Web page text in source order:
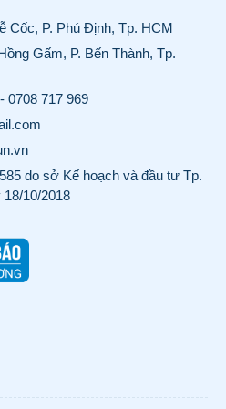
Cốc, P. Phú Định, Tp. HCM
Gấm, P. Bến Thành, Tp.
- 0708 717 969
do sở Kế hoạch và đầu tư Tp.
10/2018